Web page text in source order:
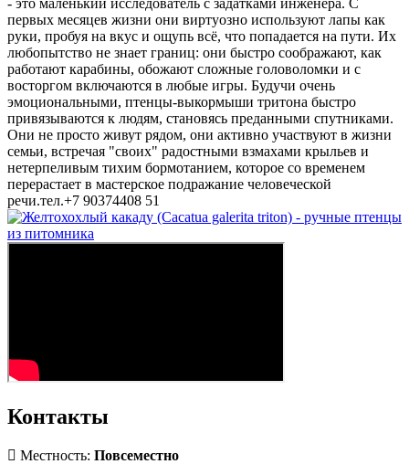
первых месяцев жизни они виртуозно используют лапы как
руки, пробуя на вкус и ощупь всё, что попадается на пути. Их
любопытство не знает границ: они быстро соображают, как
работают карабины, обожают сложные головоломки и с
восторгом включаются в любые игры. Будучи очень
эмоциональными, птенцы-выкормыши тритона быстро
привязываются к людям, становясь преданными спутниками.
Они не просто живут рядом, они активно участвуют в жизни
семьи, встречая "своих" радостными взмахами крыльев и
нетерпеливым тихим бормотанием, которое со временем
перерастает в мастерское подражание человеческой
речи.тел.+7 90374408 51
Контакты
Местность: Повсеместно